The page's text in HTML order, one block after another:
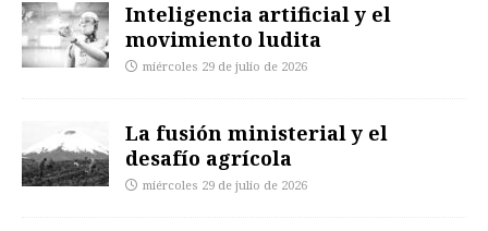
Inteligencia artificial y el
movimiento ludita
miércoles 29 de julio de 2026
La fusión ministerial y el
desafío agrícola
miércoles 29 de julio de 2026